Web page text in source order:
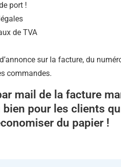
port !
de TVA
sur la facture, du
commandes.
mail de la facture
pour les clients
du papier !